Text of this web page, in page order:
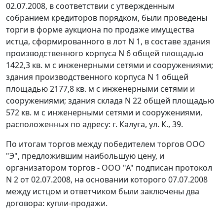
02.07.2008, в соответствии с утвержденным
собранием кредиторов порядком, были проведены
торги в форме аукциона по продаже имущества
истца, сформированного в лот N 1, в составе здания
производственного корпуса N 6 общей площадью
1422,3 кв. м с инженерными сетями и сооружениями;
здания производственного корпуса N 1 общей
площадью 2177,8 кв. м с инженерными сетями и
сооружениями; здания склада N 22 общей площадью
572 кв. м с инженерными сетями и сооружениями,
расположенных по адресу: г. Калуга, ул. К., 39.
По итогам торгов между победителем торгов ООО
"Э", предложившим наибольшую цену, и
организатором торгов - ООО "А" подписан протокол
N 2 от 02.07.2008, на основании которого 07.07.2008
между истцом и ответчиком были заключены два
договора: купли-продажи.